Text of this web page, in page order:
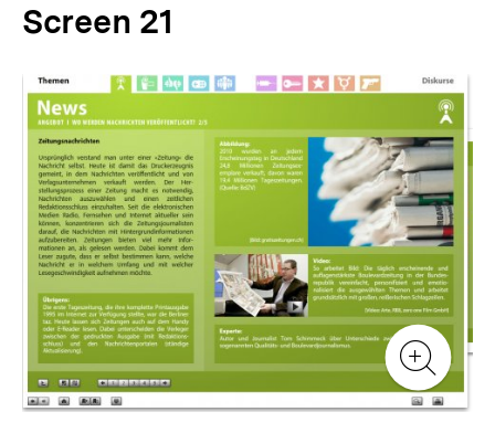
Screen 21
Inhaltskarussell
überspringen
Zur
Zur
Zur
Galerieansicht